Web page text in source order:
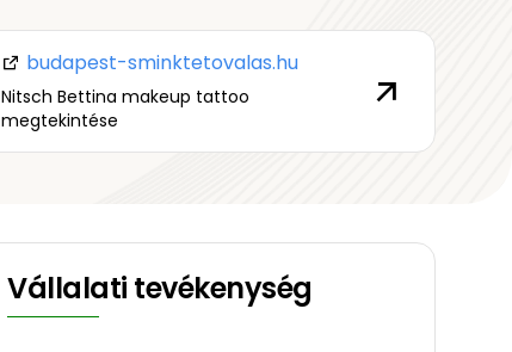
budapest-sminktetovalas.hu
Nitsch Bettina makeup tattoo
megtekintése
Vállalati tevékenység